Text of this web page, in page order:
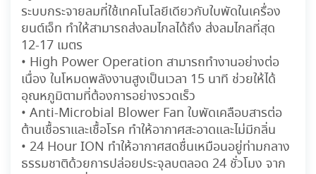
ระบบกระจายลมที่ใช้เทคโนโลยีเดียวกับใบพัดในเครื่อง
ยนต์เจ็ท ทำให้สามารถส่งลมไกลได้ถึง ส่งลมไกลที่สุด
12-17 เมตร
• High Power Operation สามารถทำงานอย่างต่อ
เนื่อง ในโหมดพลังงานสูงเป็นเวลา 15 นาที ช่วยให้ได้
อุณหภูมิตามที่ต้องการอย่างรวดเร็ว
• Anti-Microbial Blower Fan ใบพัดเคลือบสารต่อ
ต้านเชื้อราและเชื้อโรค ทำให้อากาศสะอาดและไม่มีกลิ่น
• 24 Hour ION ทำให้อากาศสดชื่นเหมือนอยู่ท่ามกลาง
ธรรมชาติด้วยการปล่อยประจุลบตลอด 24 ชั่วโมง จาก